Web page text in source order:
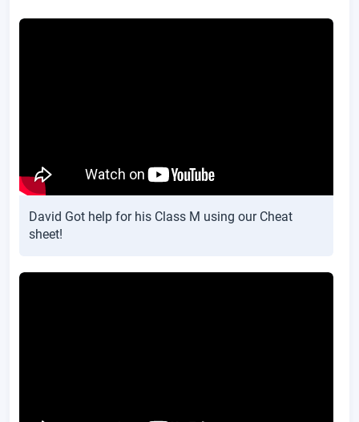
David Got help for his Class M using our Cheat
sheet!